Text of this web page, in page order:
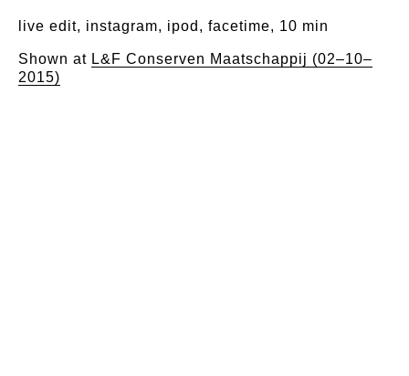
live edit, instagram, ipod, facetime, 10 min
Shown at L&F Conserven Maatschappij (02–10–
2015)